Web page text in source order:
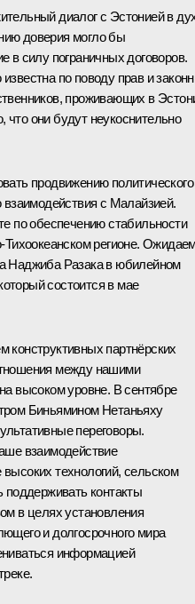
диалог с Эстонией в
доверия могло бы
в силу пограничных договоров.
по поводу прав и
проживающих в
что они будут неукоснительно
продвижению политического
взаимодействия с Малайзией.
по обеспечению стабильности
Тихоокеанском регионе.
Наджиба Разака в юбилейном
состоится в мае
конструктивных партнёрских
между нашими
высоком уровне. В сентябре
Биньямином Нетаньяху
переговоры.
взаимодействие
технологий, сельском
поддерживать контакты
в целях установления
и долгосрочного мира
информацией